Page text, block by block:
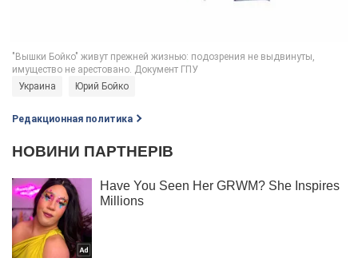
Украина Юрий Бойко
Редакционная политика